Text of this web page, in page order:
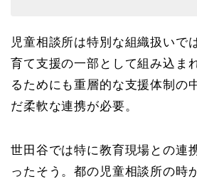
児童相談所は特別な組織扱いで
育て支援の一部として組み込ま
るためにも重層的な支援体制の
だ柔軟な連携が必要。
世田谷では特に教育現場との連
ったそう。都の児童相談所の時